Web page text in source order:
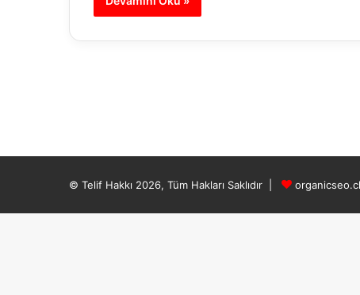
© Telif Hakkı 2026, Tüm Hakları Saklıdır |